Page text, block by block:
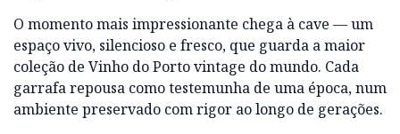
O momento mais impressionante chega à cave — um
espaço vivo, silencioso e fresco, que guarda a maior
coleção de Vinho do Porto vintage do mundo. Cada
garrafa repousa como testemunha de uma época, num
ambiente preservado com rigor ao longo de gerações.